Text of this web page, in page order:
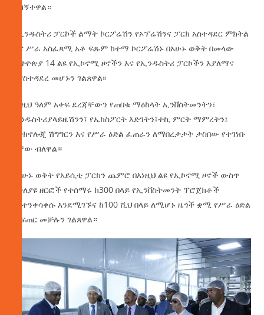
ጎብኝተዋል።
በኢንዱስትሪ ፓርኮች ልማት ኮርፖሬሽን የኦፕሬሽንና ፓርክ አስተዳደር ምክትል
ዋና ሥራ አስፈጻሚ አቶ ፍጹም ከተማ ኮርፖሬሽኑ በአሁኑ ወቅት በመላው
ኢትዮጵያ 14 ልዩ የኢኮኖሚ ዞኖችን እና የኢንዱስትሪ ፓርኮችን እያለማና
እያስተዳደረ መሆኑን ገልጸዋል፡፡
እነዚህ ዓለም አቀፍ ደረጃቸውን የጠበቁ ማዕከላት ኢንቨስትመንትን፣
ኢንዱስትሪያላይዜሽንን፣ የኤክስፖርት እድገትን፣ተኪ ምርት ማምረትን፤
የቴክኖሎጂ ሽግግርን እና የሥራ ዕድል ፈጠራን ለማበረታታት ታስበው የተገነቡ
ናቸው ብለዋል።
በአሁኑ ወቅት የአይሲቲ ፓርክን ጨምሮ በእነዚህ ልዩ የኢኮኖሚ ዞኖች ውስጥ
በተለያዩ ዘርፎች የተሰማሩ ከ300 በላይ የኢንቨስትመንት ፕሮጀክቶች
እየተንቀሳቀሱ እንደሚገኙና ከ100 ሺህ በላይ ለሚሆኑ ዜጎች ቋሚ የሥራ ዕድል
መፍጠር መቻሉን ገልጸዋል።